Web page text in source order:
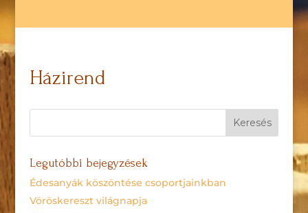
Házirend
Legutóbbi bejegyzések
Édesanyák köszöntése csoportjainkban
Vöröskereszt világnapja